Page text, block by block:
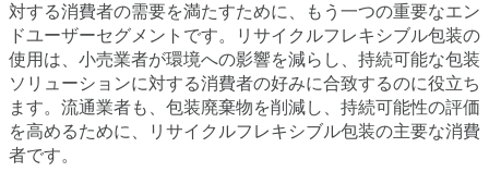
対する消費者の需要を満たすために、もう一つの重要なエン
ドユーザーセグメントです。リサイクルフレキシブル包装の
使用は、小売業者が環境への影響を減らし、持続可能な包装
ソリューションに対する消費者の好みに合致するのに役立ち
ます。流通業者も、包装廃棄物を削減し、持続可能性の評価
を高めるために、リサイクルフレキシブル包装の主要な消費
者です。